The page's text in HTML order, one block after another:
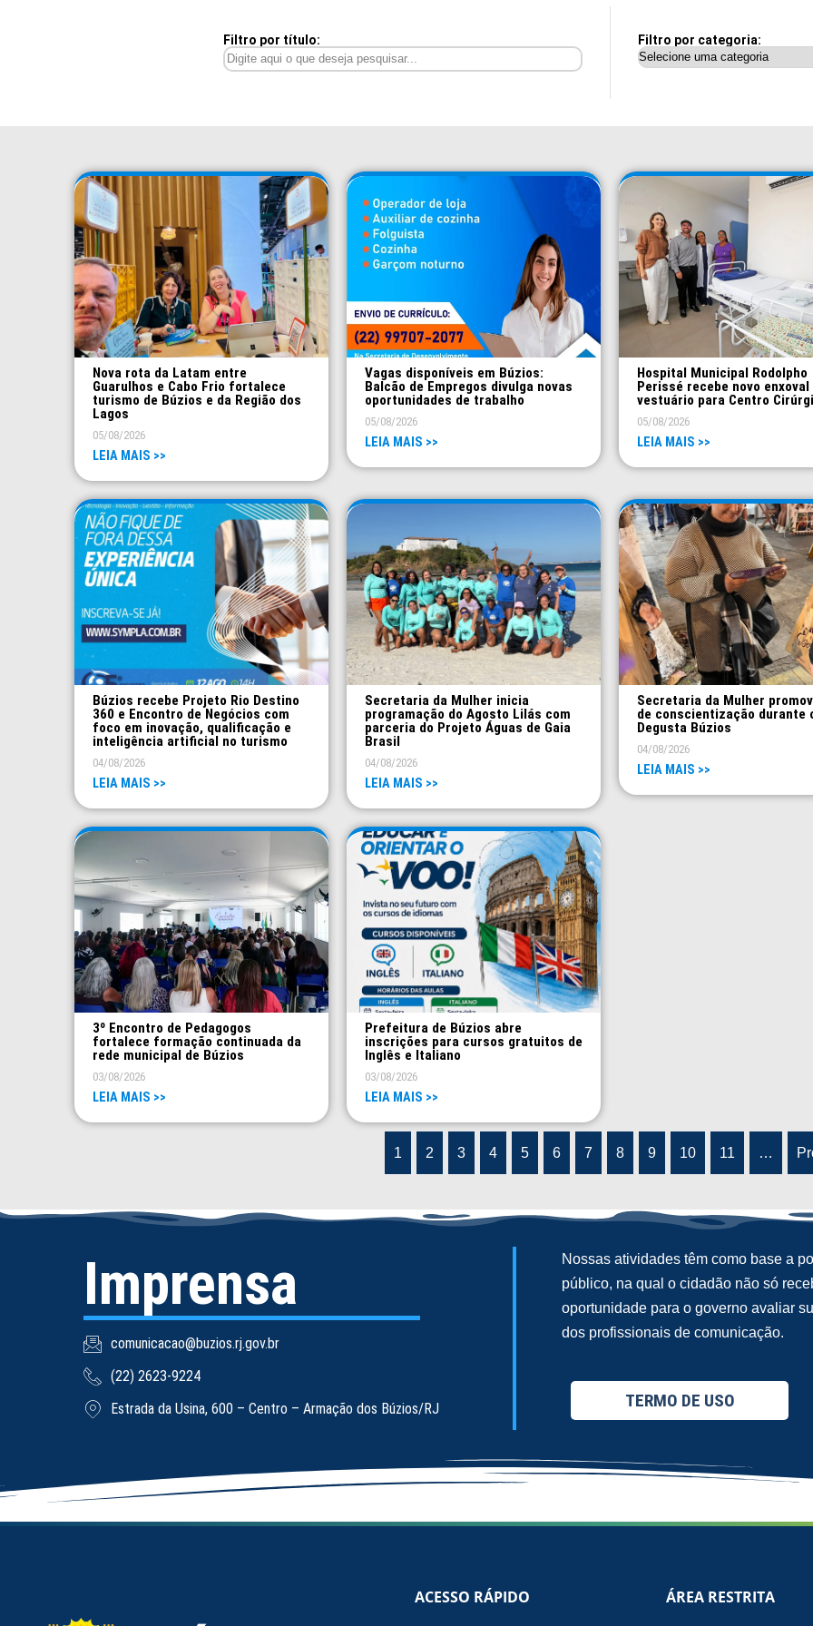
Filtro por título: Filtro por categoria:
Nova rota da Latam entre
Guarulhos e Cabo Frio fortalece
turismo de Búzios e da Região dos
Lagos
05/08/2026
LEIA MAIS >>
Vagas disponíveis em Búzios:
Balcão de Empregos divulga novas
oportunidades de trabalho
05/08/2026
LEIA MAIS >>
Hospital Municipal Rodolpho
Perissé recebe novo enxoval
vestuário para Centro
05/08/2026
LEIA MAIS >>
Búzios recebe Projeto Rio Destino
360 e Encontro de Negócios com
foco em inovação, qualificação e
inteligência artificial no turismo
04/08/2026
LEIA MAIS >>
Secretaria da Mulher inicia
programação do Agosto Lilás com
parceria do Projeto Águas de Gaia
Brasil
04/08/2026
LEIA MAIS >>
Secretaria da Mulher
de conscientização durante
Degusta Búzios
04/08/2026
LEIA MAIS >>
3º Encontro de Pedagogos
fortalece formação continuada da
rede municipal de Búzios
03/08/2026
LEIA MAIS >>
Prefeitura de Búzios abre
inscrições para cursos gratuitos de
Inglês e Italiano
03/08/2026
LEIA MAIS >>
1 2 3 4 5 6 7 8 9 10 11 …
Imprensa
comunicacao@buzios.rj.gov.br
(22) 2623-9224
Estrada da Usina, 600 – Centro – Armação dos Búzios/RJ
Nossas atividades têm como base a
público, na qual o cidadão não só
oportunidade para o governo avaliar
dos profissionais de comunicação.
TERMO DE USO
ACESSO RÁPIDO ÁREA RESTRITA